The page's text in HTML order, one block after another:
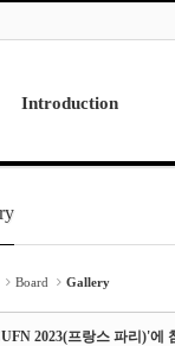
Introduction
Us
Board Gallery
2023(프랑스 파리)'에